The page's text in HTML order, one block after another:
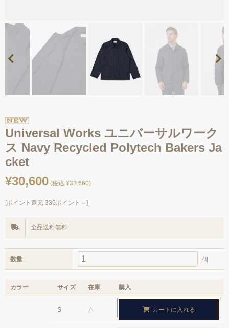
Universal Works ユニバーサルワーク
ス Navy Recycled Polytech Bakers Ja
cket
¥30,600 (税込 ¥33,660)
[ポイント還元 336ポイント～]
全品送料無料
数量 個
カラー サイズ 在庫 購入
S △ カートに入れる